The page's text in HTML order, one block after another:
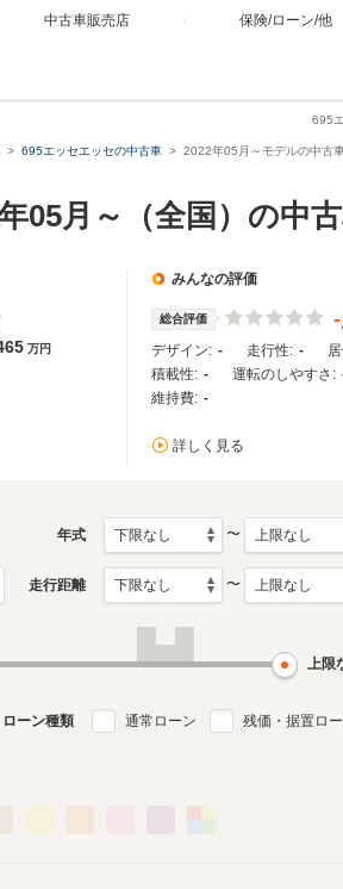
中古車販売店 保険/ローン/他
695
695エッセエッセの中古車 2022年05月～モデルの中古車
05月～（全国）の中
万円
みんなの評価
総合評価 -
デザイン: - 走行性: -
積載性: - 運転のしやすさ:
維持費: -
詳しく見る
年式 〜
走行距離 〜
上限
ローン種類 通常ローン 残価・据置ロ